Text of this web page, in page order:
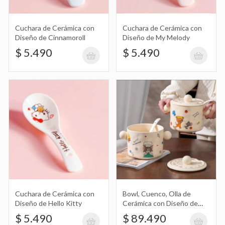
Set de Jarros, Especieros X3 de
Cerámica con Tapa, Cuchara y Tabla,
Bandeja de Madera
$ 89.690
Tazón, Bowl de Cerámica con Diseño
de Tom y Jerry. Doble Manija y Cuchara
con Muñeco de Silicona
Bowl, Tazón de Cerámica con Diseño
de Tom y Jerry
$ 18.990
Cuchara de Cerámica con
Diseño de Cinnamoroll
$ 5.490
Cuchara de Cerámica con
Diseño de My Melody
$ 5.490
Cuchara de Cerámica con
Diseño de Hello Kitty
$ 5.490
Bowl, Cuenco, Olla de
Cerámica con Diseño de
Tom y Jerry con Tapa y
Cucharón
$ 89.490